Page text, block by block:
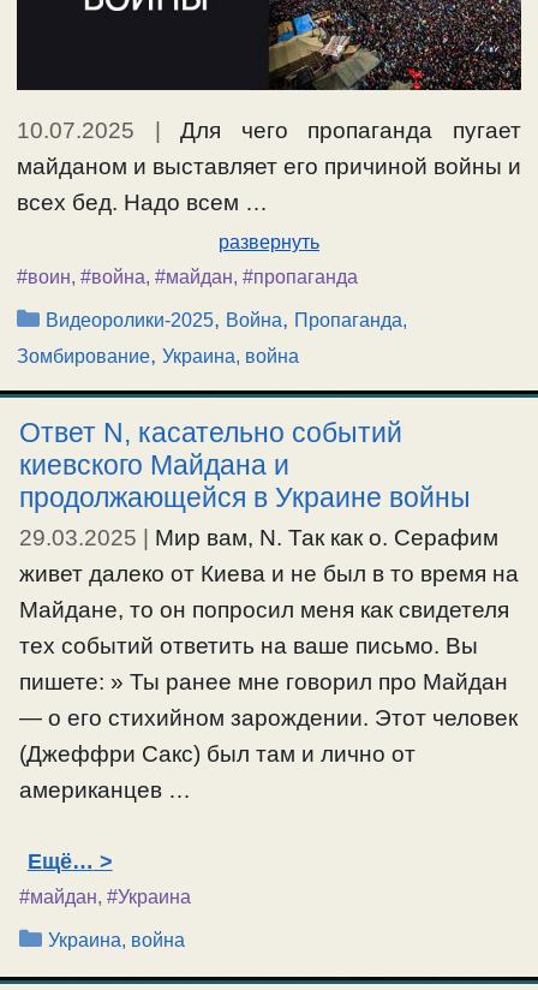
10.07.2025 |Для чего пропаганда пугает
майданом и выставляет его причиной войны и
всех бед. Надо всем …
развернуть
#воин, #война, #майдан, #пропаганда
Рубрики
Видеоролики-2025, Война, Пропаганда,
Зомбирование, Украина, война
Ответ N, касательно событий
киевского Майдана и
продолжающейся в Украине войны
29.03.2025
Мир вам, N. Так как о. Серафим
живет далеко от Киева и не был в то время на
Майдане, то он попросил меня как свидетеля
тех событий ответить на ваше письмо. Вы
пишете: » Ты ранее мне говорил про Майдан
— о его стихийном зарождении. Этот человек
(Джеффри Сакс) был там и лично от
американцев …
Ещё…
#майдан, #Украина
Рубрики
Украина, война